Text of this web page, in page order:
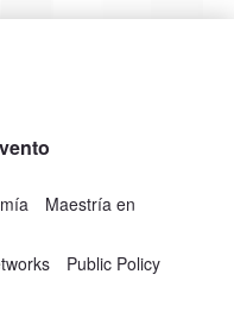
Maestría en
Public Policy